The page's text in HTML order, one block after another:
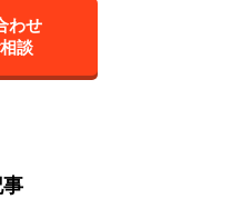
わせ
談
事